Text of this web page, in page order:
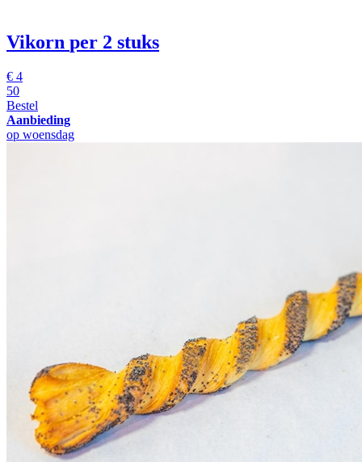
Vikorn per 2 stuks
€ 4
50
Bestel
Aanbieding
op woensdag